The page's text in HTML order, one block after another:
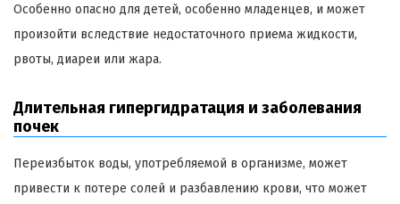
Особенно опасно для детей, особенно младенцев, и может
произойти вследствие недостаточного приема жидкости,
рвоты, диареи или жара.
Длительная гипергидратация и заболевания
почек
Переизбыток воды, употребляемой в организме, может
привести к потере солей и разбавлению крови, что может